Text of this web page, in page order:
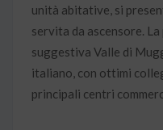
unità abitative, si
servita da ascensore.
suggestiva Valle di
italiano, con ottimi
principali centri